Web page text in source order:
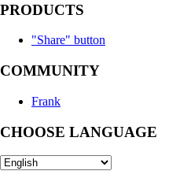
PRODUCTS
"Share" button
COMMUNITY
Frank
CHOOSE LANGUAGE